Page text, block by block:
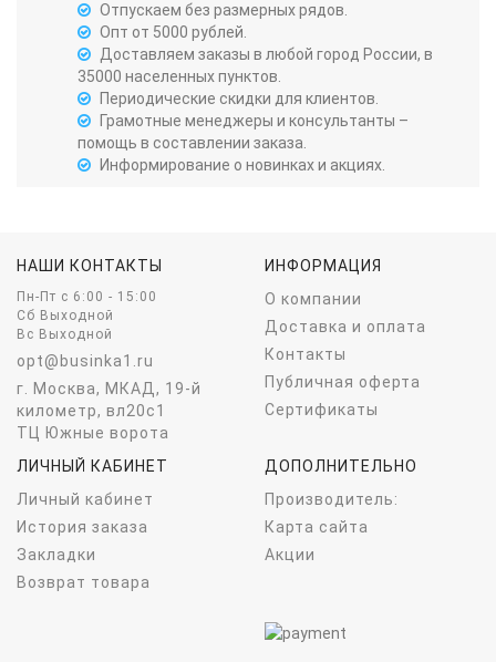
Отпускаем без размерных рядов.
Опт от 5000 рублей.
Доставляем заказы в любой город России, в
35000 населенных пунктов.
Периодические скидки для клиентов.
Грамотные менеджеры и консультанты –
помощь в составлении заказа.
Информирование о новинках и акциях.
НАШИ КОНТАКТЫ
Пн-Пт c 6:00 - 15:00
Сб Выходной
Вс Выходной
opt@businka1.ru
г. Москва, МКАД, 19-й
километр, вл20с1
ТЦ Южные ворота
ИНФОРМАЦИЯ
О компании
Доставка и оплата
Контакты
Публичная оферта
Сертификаты
ЛИЧНЫЙ КАБИНЕТ
Личный кабинет
История заказа
Закладки
Возврат товара
ДОПОЛНИТЕЛЬНО
Производитель:
Карта сайта
Акции